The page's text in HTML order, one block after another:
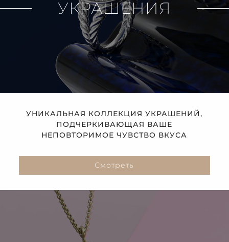
УКРАШЕНИЯ
УНИКАЛЬНАЯ КОЛЛЕКЦИЯ УКРАШЕНИЙ,
ПОДЧЕРКИВАЮЩАЯ ВАШЕ
НЕПОВТОРИМОЕ ЧУВСТВО ВКУСА
Смотреть